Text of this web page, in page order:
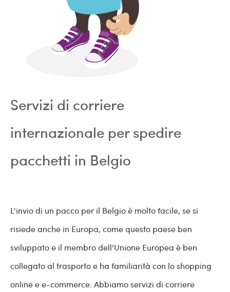
Servizi di corriere
internazionale per spedire
pacchetti in Belgio
L'invio di un pacco per il Belgio è molto facile, se si
risiede anche in Europa, come questo paese ben
sviluppato e il membro dell'Unione Europea è ben
collegato al trasporto e ha familiarità con lo shopping
online e e-commerce. Abbiamo servizi di corriere